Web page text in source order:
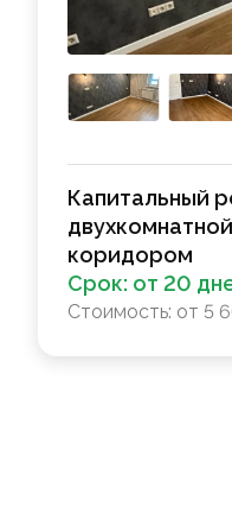
Капитальный
коридором
Срок: от 20
Стоимость: от 5